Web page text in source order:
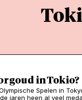
goud in Tokio?
Spelen in
jaren heen al veel